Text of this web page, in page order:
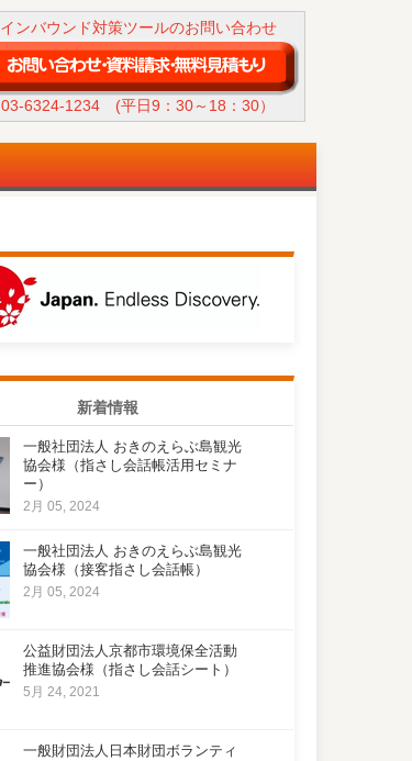
インバウンド対策ツールのお問い合わせ
03-6324-1234 (平日9：30～18：30）
新着情報
一般社団法人 おきのえらぶ島観光
協会様（指さし会話帳活用セミナ
ー）
2月 05, 2024
一般社団法人 おきのえらぶ島観光
協会様（接客指さし会話帳）
2月 05, 2024
公益財団法人京都市環境保全活動
推進協会様（指さし会話シート）
5月 24, 2021
一般財団法人日本財団ボランティ